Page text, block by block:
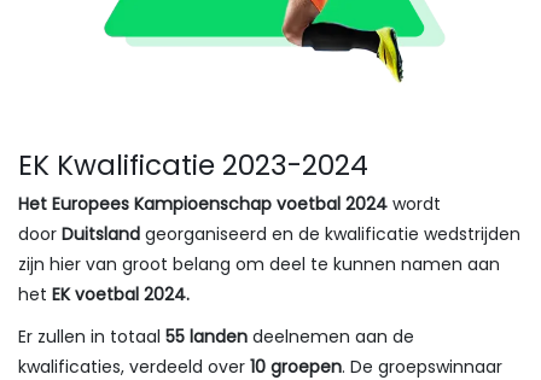
EK Kwalificatie 2023-2024
Het Europees Kampioenschap voetbal 2024 wordt
door Duitsland georganiseerd en de kwalificatie wedstrijden
zijn hier van groot belang om deel te kunnen namen aan
het EK voetbal 2024.
Er zullen in totaal 55 landen deelnemen aan de
kwalificaties, verdeeld over 10 groepen. De groepswinnaar